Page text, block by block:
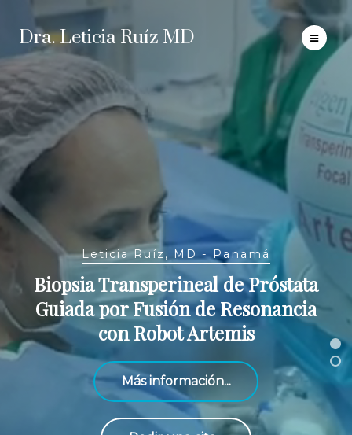
Dra. Leticia Ruíz MD
Leticia Ruíz, MD - Panamá
Biopsia Transperineal de Próstata
Guiada por Fusión de Resonancia
con Robot Artemis
Más información...